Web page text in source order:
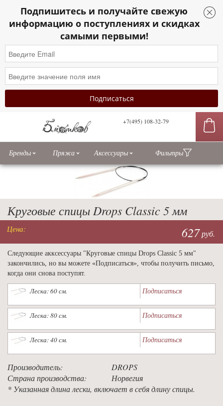
Подпишитесь и получайте свежую
информацию о поступлениях и скидках
самыми первыми!
+7(495) 108-32-79
Бренды Пряжа Аксессуары Фильтры
Круговые спицы Drops Classic 5 мм
Цена: 627руб.
Следующие акксессуары "Круговые спицы Drops Classic 5 мм"
закончились, но вы можете «Подписаться», чтобы получить письмо,
когда они снова поступят.
Леска: 60 см. Подписаться
Леска: 80 см. Подписаться
Леска: 40 см. Подписаться
Производитель:
DROPS
Страна производства:
Норвегия
* Указанная длина лески, включает в себя длину спицы.